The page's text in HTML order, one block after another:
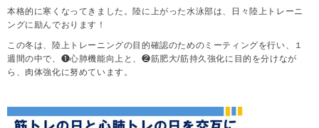
本格的に寒くなってきました。陸に上がった水泳部は、日々陸上トレーニ
ングに励んでおります！
この冬は、陸上トレーニングの目的確認のためのミーティングを行い、１
週間の中で、❶心肺機能向上と、❷筋肥大/筋持久強化に目的を分けなが
ら、肉体強化に努めています。